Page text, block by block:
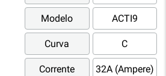
Modelo ACTI9
Curva C
Corrente
32A (Ampere)